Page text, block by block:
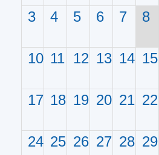
3 4 5 6 7 8
10 11 12 13 14 15
17 18 19 20 21 22
24 25 26 27 28 29